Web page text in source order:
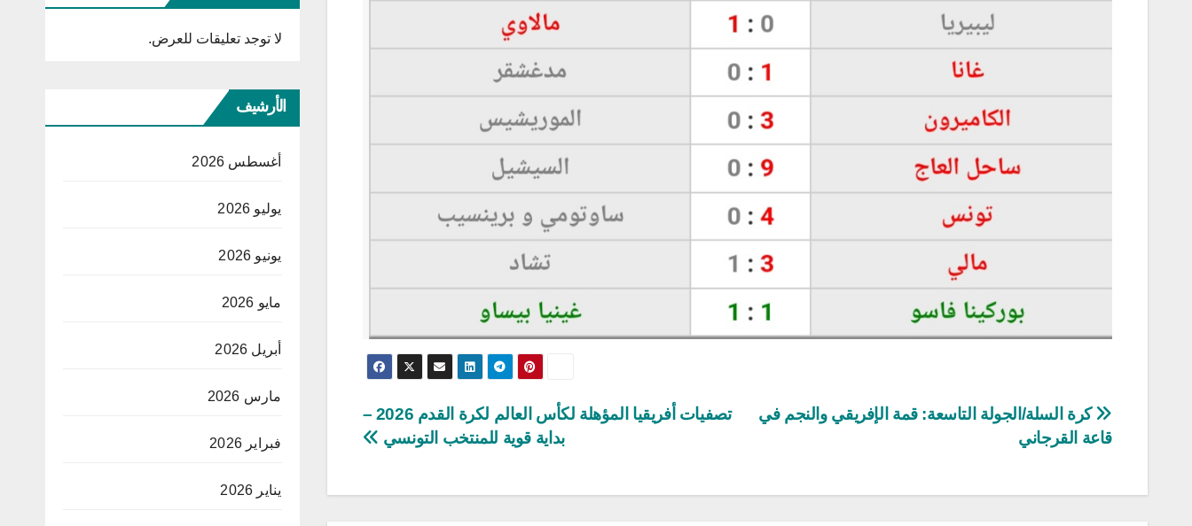
تصفّح
المقالات
تصفيات أفريقيا المؤهلة لكأس العالم لكرة القدم 2026 –
بداية قوية للمنتخب التونسي
كرة السلة/الجولة التاسعة: قمة الإفريقي والنجم في
قاعة القرجاني
لا توجد تعليقات للعرض.
الأرشيف
أغسطس 2026
يوليو 2026
يونيو 2026
مايو 2026
أبريل 2026
مارس 2026
فبراير 2026
يناير 2026